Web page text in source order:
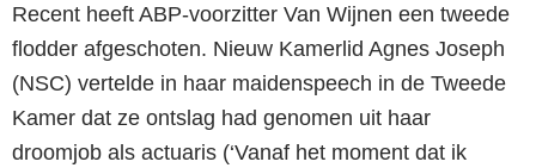
Recent heeft ABP-voorzitter Van Wijnen een tweede
flodder afgeschoten. Nieuw Kamerlid Agnes Joseph
(NSC) vertelde in haar maidenspeech in de Tweede
Kamer dat ze ontslag had genomen uit haar
droomjob als actuaris (‘Vanaf het moment dat ik